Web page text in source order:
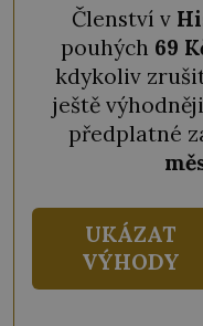
Členství v
pouhých 69
kdykoliv
ještě
předplatné
UKÁZAT
VÝHODY